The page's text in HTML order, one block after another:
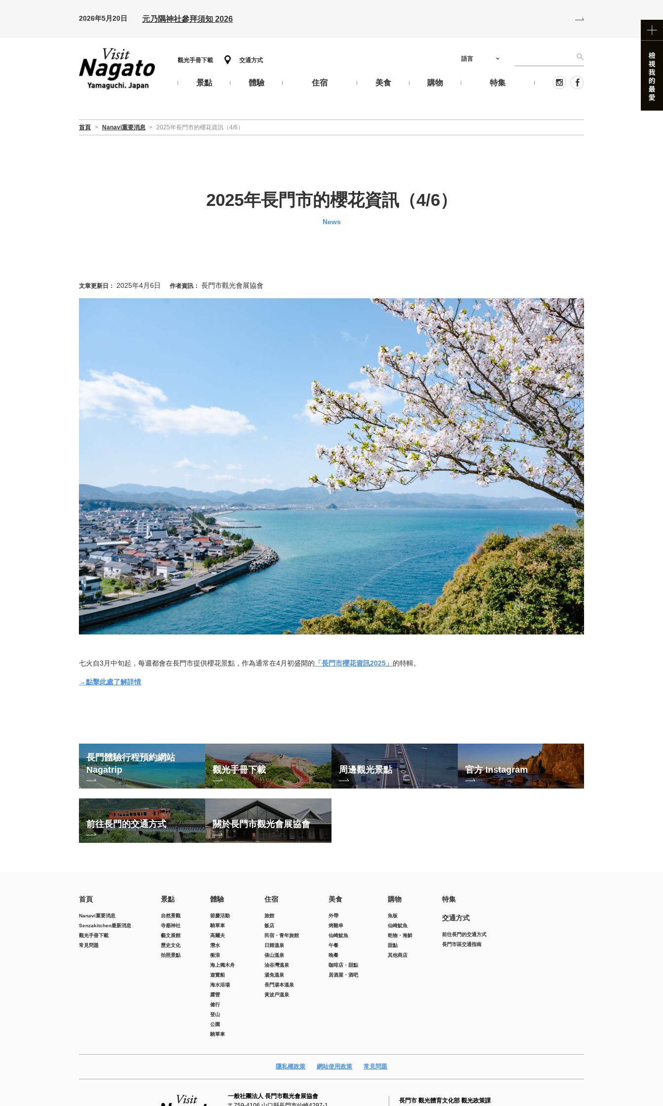
2026年5月20日 元乃隅神社參拜須知 2026
觀光手冊下載 交通方式
景點 體驗 住宿 美食 購物 特集
語言
首頁 > Nanavi重要消息 > 2025年長門市的櫻花資訊（4/6）
2025年長門市的櫻花資訊（4/6）
News
文章更新日： 2025年4月6日 作者資訊： 長門市觀光會展協會
七火自3月中旬起，每週都會在長門市提供櫻花景點，作為通常在4月初盛開的 「長門市櫻花資訊2025」 的特輯。
→點擊此處了解詳情
長門體驗行程預約網站
Nagatrip
觀光手冊下載 周邊觀光景點 官方 Instagram
前往長門的交通方式 關於長門市觀光會展協會
首頁
Nanavi重要消息
Senzakitchen最新消息
觀光手冊下載
常見問題
景點
自然景觀
寺廟神社
藝文展館
歷史文化
拍照景點
體驗
節慶活動
騎單車
高爾夫
潛水
衝浪
海上獨木舟
遊覽船
海水浴場
露營
健行
登山
公園
騎單車
住宿
旅館
飯店
民宿・青年旅館
日歸溫泉
俵山溫泉
油谷灣溫泉
湯免溫泉
長門湯本溫泉
黃波戶溫泉
美食
外帶
烤雞串
仙崎魷魚
午餐
晚餐
咖啡店・甜點
居酒屋・酒吧
購物
魚板
仙崎魷魚
乾物・海鮮
甜點
其他商店
特集
交通方式
前往長門的交通方式
長門市區交通指南
隱私權政策 網站使用政策 常見問題
一般社團法人 長門市觀光會展協會
長門市 觀光體育文化部 觀光政策課